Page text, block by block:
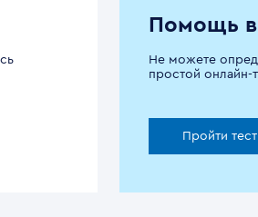
Помощь
Не можете
простой
Пройти тест